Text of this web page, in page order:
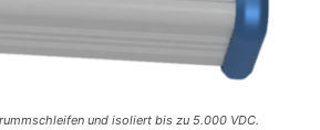
und isoliert bis zu 5.000 VDC.